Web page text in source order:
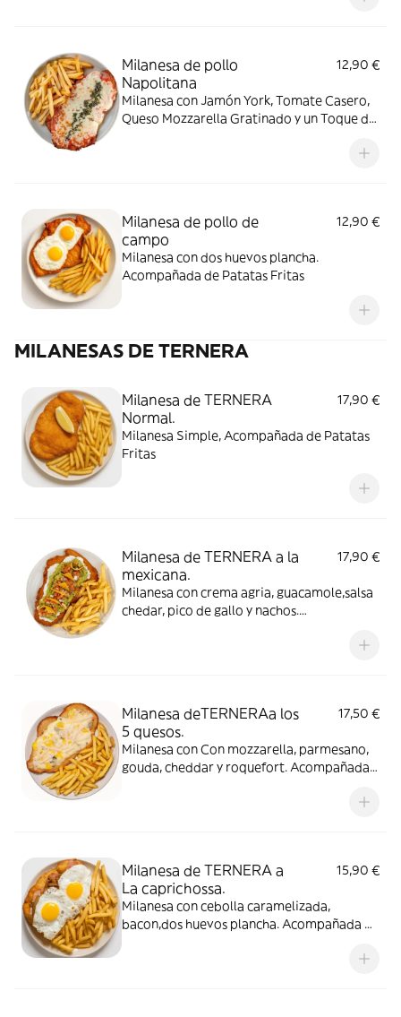
Milanesa de pollo
Napolitana
12,90 €
Milanesa con Jamón York, Tomate Casero,
Queso Mozzarella Gratinado y un Toque de
Milanesa de pollo de
campo
12,90 €
Milanesa con dos huevos plancha.
Acompañada de Patatas Fritas
MILANESAS DE TERNERA
Milanesa de TERNERA
Normal.
17,90 €
Milanesa Simple, Acompañada de Patatas
Fritas
Milanesa de TERNERA a la
mexicana.
17,90 €
Milanesa con crema agria, guacamole,salsa
chedar, pico de gallo y nachos.
Milanesa deTERNERAa los
5 quesos.
17,50 €
Milanesa con Con mozzarella, parmesano,
gouda, cheddar y roquefort. Acompañada
Milanesa de TERNERA a
La caprichossa.
15,90 €
Milanesa con cebolla caramelizada,
bacon,dos huevos plancha. Acompañada de